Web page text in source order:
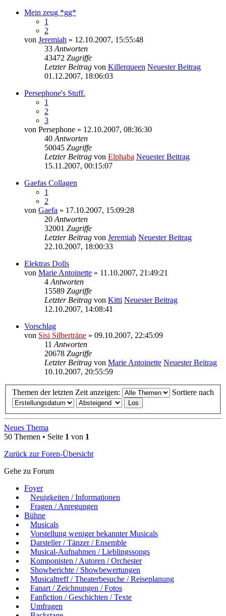
Mein zeug *gg*
1
2
von Jeremiah » 12.10.2007, 15:55:48
33 Antworten
43472 Zugriffe
Letzter Beitrag von Killerqueen Neuester Beitrag
01.12.2007, 18:06:03
Persephone's Stuff.
1
2
3
von Persephone » 12.10.2007, 08:36:30
40 Antworten
50045 Zugriffe
Letzter Beitrag von Elphaba Neuester Beitrag
15.11.2007, 00:15:07
Gaefas Collagen
1
2
von Gaefa » 17.10.2007, 15:09:28
20 Antworten
32001 Zugriffe
Letzter Beitrag von Jeremiah Neuester Beitrag
22.10.2007, 18:00:33
Elektras Dolls
von Marie Antoinette » 11.10.2007, 21:49:21
4 Antworten
15589 Zugriffe
Letzter Beitrag von Kitti Neuester Beitrag
12.10.2007, 14:08:41
Vorschlag
von Sisi Silberträne » 09.10.2007, 22:45:09
11 Antworten
20678 Zugriffe
Letzter Beitrag von Marie Antoinette Neuester Beitrag
10.10.2007, 20:55:59
Themen der letzten Zeit anzeigen: Sortiere nach
Neues Thema
50 Themen • Seite 1 von 1
Zurück zur Foren-Übersicht
Gehe zu Forum
Foyer
Neuigkeiten / Informationen
Fragen / Anregungen
Bühne
Musicals
Vorstellung weniger bekannter Musicals
Darsteller / Tänzer / Ensemble
Musical-Aufnahmen / Lieblingssongs
Komponisten / Autoren / Orchester
Showberichte / Showbewertungen
Musicaltreff / Theaterbesuche / Reiseplanung
Fanart / Zeichnungen / Fotos
Fanfiction / Geschichten / Texte
Umfragen